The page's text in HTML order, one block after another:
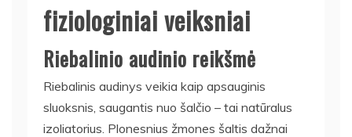
fiziologiniai veiksniai
Riebalinio audinio reikšmė
Riebalinis audinys veikia kaip apsauginis
sluoksnis, saugantis nuo šalčio – tai natūralus
izoliatorius. Plonesnius žmones šaltis dažnai